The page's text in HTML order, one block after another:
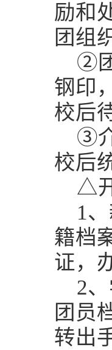
励和
团组
②
钢印
校后
③
校后
△
1
籍档
证，
2
团员
转出